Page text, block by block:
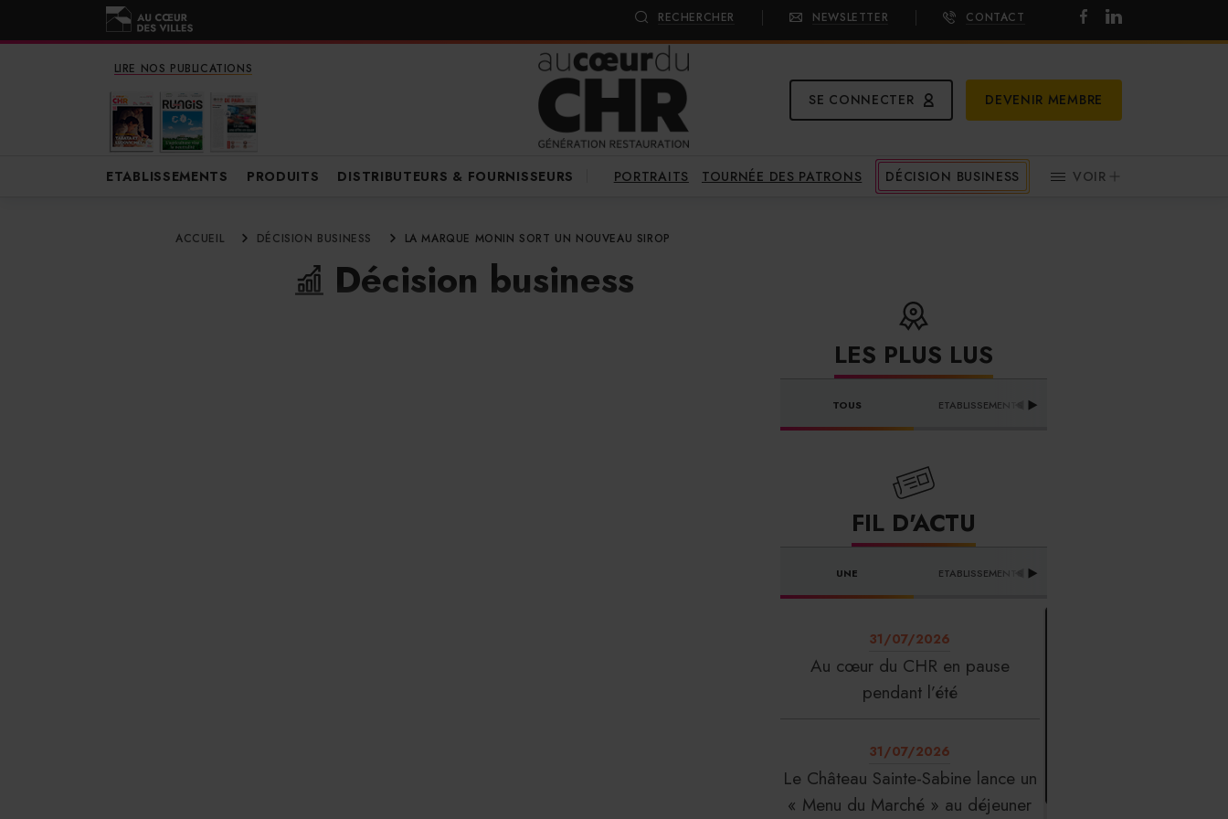
RECHERCHER NEWSLETTER CONTACT
LIRE NOS PUBLICATIONS
SE CONNECTER DEVENIR MEMBRE
ETABLISSEMENTS PRODUITS DISTRIBUTEURS & FOURNISSEURS PORTRAITS TOURNÉE DES PATRONS DÉCISION BUSINESS VOIR
ACCUEIL DÉCISION BUSINESS LA MARQUE MONIN SORT UN NOUVEAU SIROP
Décision business
LES PLUS LUS
TOUS ETABLISSEMENTS
FIL D'ACTU
UNE ETABLISSEMENTS
31/07/2026
Au cœur du CHR en pause
pendant l’été
31/07/2026
Le Château Sainte-Sabine lance un
« Menu du Marché » au déjeuner